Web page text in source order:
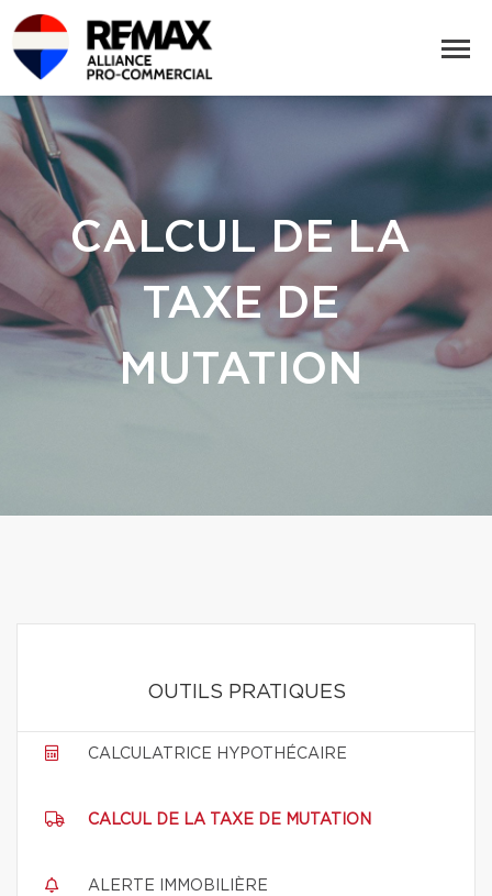
CALCUL DE LA
TAXE DE
MUTATION
OUTILS PRATIQUES
CALCULATRICE HYPOTHÉCAIRE
CALCUL DE LA TAXE DE MUTATION
ALERTE IMMOBILIÈRE